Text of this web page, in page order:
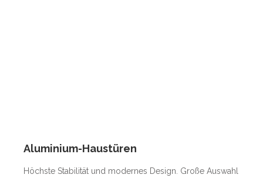
Aluminium-Haustüren
Höchste Stabilität und modernes Design. Große Auswahl